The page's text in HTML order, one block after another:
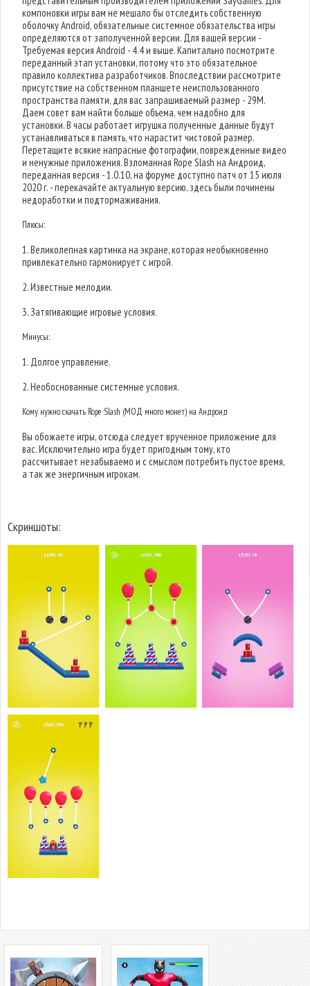
компоновки игры вам не мешало бы отследить собственную
оболочку Android, обязательные системное обязательства игры
определяются от заполученной версии. Для вашей версии -
Требуемая версия Android - 4.4 и выше. Капитально посмотрите
переданный этап установки, потому что это обязательное
правило коллектива разработчиков. Впоследствии рассмотрите
присутствие на собственном планшете неиспользованного
пространства памяти, для вас запрашиваемый размер - 29M.
Даем совет вам найти больше объема, чем надобно для
установки. В часы работает игрушка полученные данные будут
устанавливаться в память, что нарастит чистовой размер.
Перетащите всякие напрасные фотографии, поврежденные видео
и ненужные приложения. Взломанная Rope Slash на Андроид,
переданная версия - 1.0.10, на форуме доступно патч от 15 июля
2020 г. - перекачайте актуальную версию, здесь были починены
недоработки и подтормаживания.
Плюсы:
1. Великолепная картинка на экране, которая необыкновенно
привлекательно гармонирует с игрой.
2. Известные мелодии.
3. Затягивающие игровые условия.
Минусы:
1. Долгое управление.
2. Необоснованные системные условия.
Кому нужно скачать Rope Slash (МОД много монет) на Андроид
Вы обожаете игры, отсюда следует врученное приложение для
вас. Исключительно игра будет пригодным тому, кто
рассчитывает незабываемо и с смыслом потребить пустое время,
а так же энергичным игрокам.
Скриншоты: